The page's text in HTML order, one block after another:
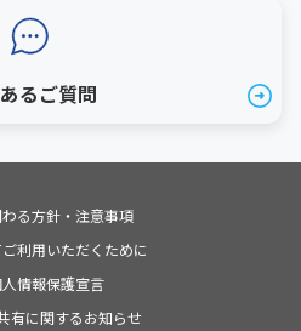
るご質問
る方針・注意事項
利用いただくために
情報保護宣言
有に関するお知らせ